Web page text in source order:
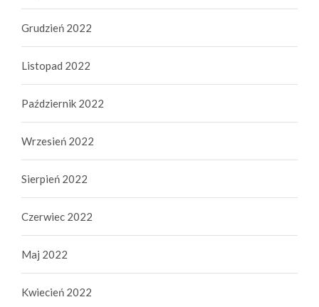
Grudzień 2022
Listopad 2022
Październik 2022
Wrzesień 2022
Sierpień 2022
Czerwiec 2022
Maj 2022
Kwiecień 2022